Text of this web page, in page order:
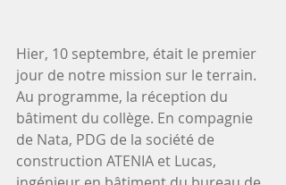
Hier, 10 septembre, était le premier
jour de notre mission sur le terrain.
Au programme, la réception du
bâtiment du collège. En compagnie
de Nata, PDG de la société de
construction ATENIA et Lucas,